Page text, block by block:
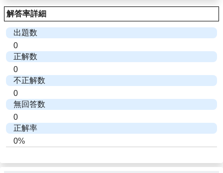
解答率詳細
出題数
0
正解数
0
不正解数
0
無回答数
0
正解率
0%